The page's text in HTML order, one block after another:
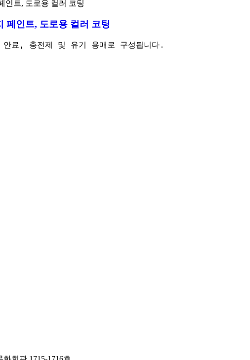
페인트, 도로용 컬러 코팅
료, 충전제 및 유기 용매로 구성됩니다.